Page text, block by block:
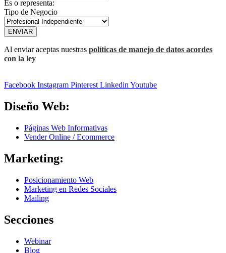
Es o representa:
Tipo de Negocio
ENVIAR
Al enviar aceptas nuestras políticas de manejo de datos acordes
con la ley
Facebook Instagram Pinterest Linkedin Youtube
Diseño Web:
Páginas Web Informativas
Vender Online / Ecommerce
Marketing:
Posicionamiento Web
Marketing en Redes Sociales
Mailing
Secciones
Webinar
Blog